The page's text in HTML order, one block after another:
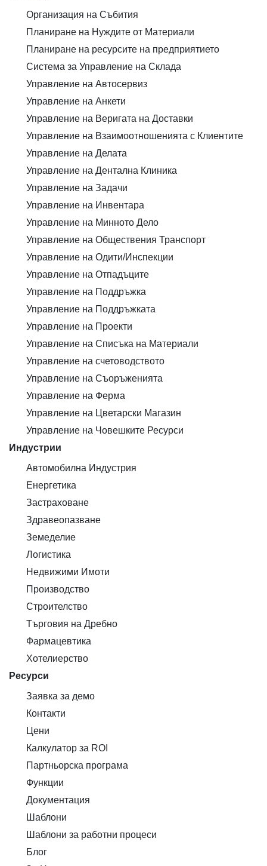
Организация на Събития
Планиране на Нуждите от Материали
Планиране на ресурсите на предприятието
Система за Управление на Склада
Управление на Автосервиз
Управление на Анкети
Управление на Веригата на Доставки
Управление на Взаимоотношенията с Клиентите
Управление на Делата
Управление на Дентална Клиника
Управление на Задачи
Управление на Инвентара
Управление на Минното Дело
Управление на Обществения Транспорт
Управление на Одити/Инспекции
Управление на Отпадъците
Управление на Поддръжка
Управление на Поддръжката
Управление на Проекти
Управление на Списъка на Материали
Управление на счетоводството
Управление на Съоръженията
Управление на Ферма
Управление на Цветарски Магазин
Управление на Човешките Ресурси
Индустрии
Автомобилна Индустрия
Енергетика
Застраховане
Здравеопазване
Земеделие
Логистика
Недвижими Имоти
Производство
Строителство
Търговия на Дребно
Фармацевтика
Хотелиерство
Ресурси
Заявка за демо
Контакти
Цени
Калкулатор за ROI
Партньорска програма
Функции
Документация
Шаблони
Шаблони за работни процеси
Блог